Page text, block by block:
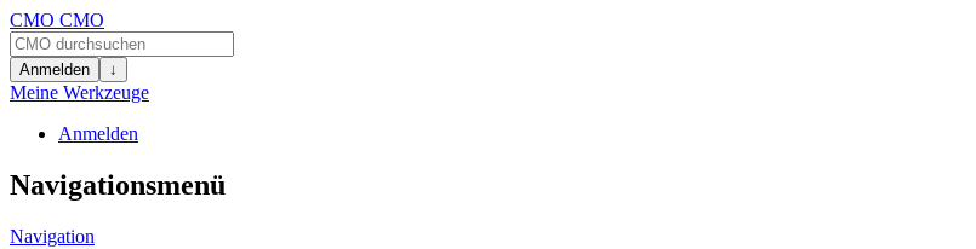
CMO CMO
Anmelden ↓
Meine Werkzeuge
Anmelden
Navigationsmenü
Navigation